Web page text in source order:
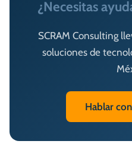
¿Necesitas
SCRAM Consulting
soluciones de
Hablar